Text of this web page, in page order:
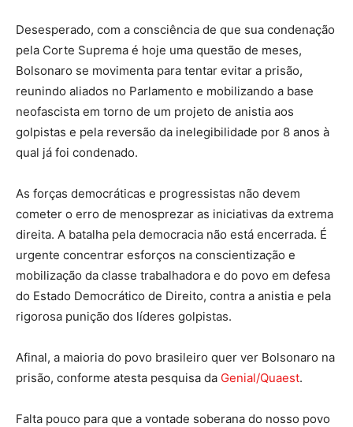
Desesperado, com a consciência de que sua condenação
pela Corte Suprema é hoje uma questão de meses,
Bolsonaro se movimenta para tentar evitar a prisão,
reunindo aliados no Parlamento e mobilizando a base
neofascista em torno de um projeto de anistia aos
golpistas e pela reversão da inelegibilidade por 8 anos à
qual já foi condenado.
As forças democráticas e progressistas não devem
cometer o erro de menosprezar as iniciativas da extrema
direita. A batalha pela democracia não está encerrada. É
urgente concentrar esforços na conscientização e
mobilização da classe trabalhadora e do povo em defesa
do Estado Democrático de Direito, contra a anistia e pela
rigorosa punição dos líderes golpistas.
Afinal, a maioria do povo brasileiro quer ver Bolsonaro na
prisão, conforme atesta pesquisa da Genial/Quaest.
Falta pouco para que a vontade soberana do nosso povo